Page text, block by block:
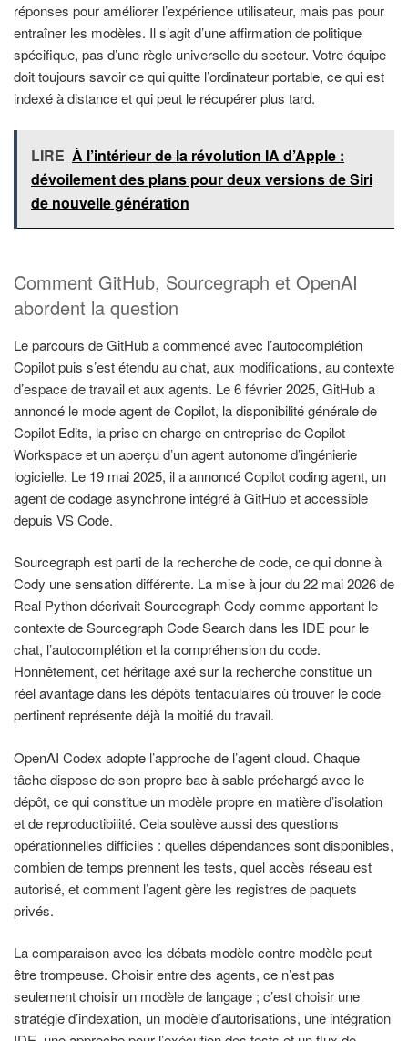
réponses pour améliorer l’expérience utilisateur, mais pas pour
entraîner les modèles. Il s’agit d’une affirmation de politique
spécifique, pas d’une règle universelle du secteur. Votre équipe
doit toujours savoir ce qui quitte l’ordinateur portable, ce qui est
indexé à distance et qui peut le récupérer plus tard.
LIRE À l’intérieur de la révolution IA d’Apple :
dévoilement des plans pour deux versions de Siri
de nouvelle génération
Comment GitHub, Sourcegraph et OpenAI
abordent la question
Le parcours de GitHub a commencé avec l’autocomplétion
Copilot puis s’est étendu au chat, aux modifications, au contexte
d’espace de travail et aux agents. Le 6 février 2025, GitHub a
annoncé le mode agent de Copilot, la disponibilité générale de
Copilot Edits, la prise en charge en entreprise de Copilot
Workspace et un aperçu d’un agent autonome d’ingénierie
logicielle. Le 19 mai 2025, il a annoncé Copilot coding agent, un
agent de codage asynchrone intégré à GitHub et accessible
depuis VS Code.
Sourcegraph est parti de la recherche de code, ce qui donne à
Cody une sensation différente. La mise à jour du 22 mai 2026 de
Real Python décrivait Sourcegraph Cody comme apportant le
contexte de Sourcegraph Code Search dans les IDE pour le
chat, l’autocomplétion et la compréhension du code.
Honnêtement, cet héritage axé sur la recherche constitue un
réel avantage dans les dépôts tentaculaires où trouver le code
pertinent représente déjà la moitié du travail.
OpenAI Codex adopte l’approche de l’agent cloud. Chaque
tâche dispose de son propre bac à sable préchargé avec le
dépôt, ce qui constitue un modèle propre en matière d’isolation
et de reproductibilité. Cela soulève aussi des questions
opérationnelles difficiles : quelles dépendances sont disponibles,
combien de temps prennent les tests, quel accès réseau est
autorisé, et comment l’agent gère les registres de paquets
privés.
La comparaison avec les débats modèle contre modèle peut
être trompeuse. Choisir entre des agents, ce n’est pas
seulement choisir un modèle de langage ; c’est choisir une
stratégie d’indexation, un modèle d’autorisations, une intégration